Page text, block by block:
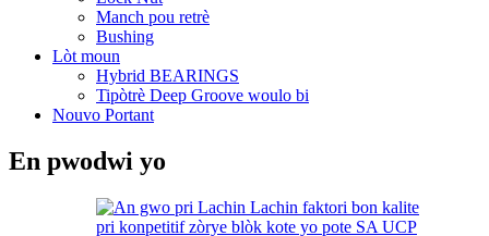
Manch pou retrè
Bushing
Lòt moun
Hybrid BEARINGS
Tipòtrè Deep Groove woulo bi
Nouvo Portant
En pwodwi yo